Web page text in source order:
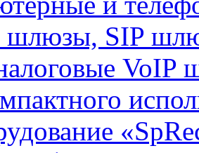
шлюзы, SIP
VoIP